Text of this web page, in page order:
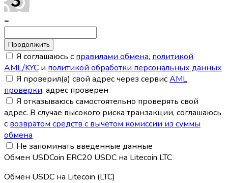
=
Я соглашаюсь с правилами обмена, политикой
AML/KYC и политикой обработки персональных данных
Я проверил(а) свой адрес через сервисAML
проверки, адрес проверен
Я отказываюсь самостоятельно проверять свой
адрес. В случае высокого риска транзакции, соглашаюсь
с возвратом средств с вычетом комиссии из суммы
обмена
Не запоминать введенные данные
Обмен USDCoin ERC20 USDC на Litecoin LTC
Обмен USDC на Litecoin (LTC)